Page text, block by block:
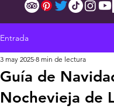
Entrada
Guía de
Nochevieja de
3 may 2025 8 min de lectura